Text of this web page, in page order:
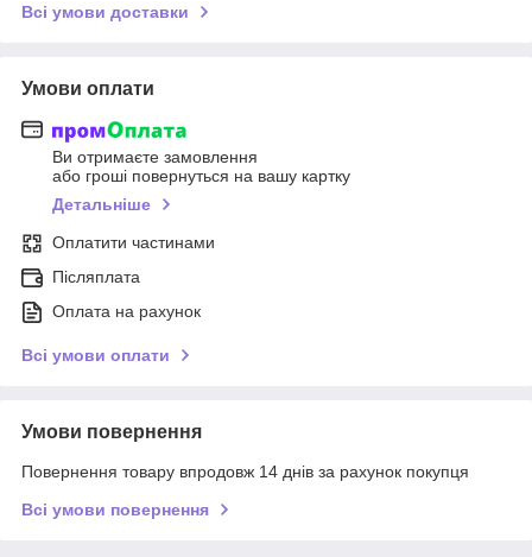
Всі умови доставки
Умови оплати
Ви отримаєте замовлення
або гроші повернуться на вашу картку
Детальніше
Оплатити частинами
Післяплата
Оплата на рахунок
Всі умови оплати
Умови повернення
Повернення товару впродовж 14 днів за рахунок покупця
Всі умови повернення